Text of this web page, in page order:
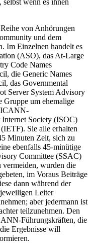
von Anhörungen
und dem
Im Einzelnen handelt es
(ASO), das At-Large
Code Names
die Generic Names
das Governmental
Server System Advisory
um ehemalige
ICANN-
Internet Society (ISOC)
Sie alle erhalten
Minuten Zeit, sich zu
ebenfalls 45-minütige
Committee (SSAC)
vermeiden, wurden die
im Voraus Beiträge
dann während der
Leiter
aber jedermann ist
teilzunehmen. Den
Führungskräften, die
Ergebnisse will